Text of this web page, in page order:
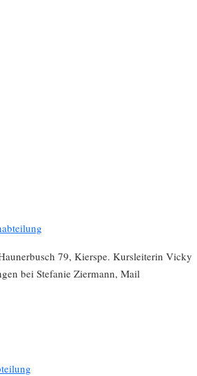
79, Kierspe. Kursleiterin Vicky
bei Stefanie Ziermann, Mail